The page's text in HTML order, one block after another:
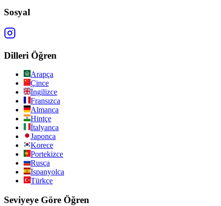
Sosyal
Dilleri Öğren
Arapça
Çince
İngilizce
Fransızca
Almanca
Hintçe
İtalyanca
Japonca
Korece
Portekizce
Rusça
İspanyolca
Türkçe
Seviyeye Göre Öğren